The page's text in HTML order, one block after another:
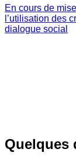
En cours de
l’utilisation des
dialogue social
Quelques